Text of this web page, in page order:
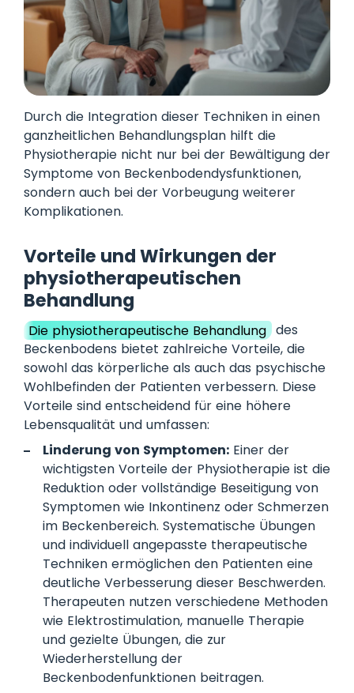
Durch die Integration dieser Techniken in einen
ganzheitlichen Behandlungsplan hilft die
Physiotherapie nicht nur bei der Bewältigung der
Symptome von Beckenbodendysfunktionen,
sondern auch bei der Vorbeugung weiterer
Komplikationen.
Vorteile und Wirkungen der
physiotherapeutischen
Behandlung
Die physiotherapeutische Behandlung des
Beckenbodens bietet zahlreiche Vorteile, die
sowohl das körperliche als auch das psychische
Wohlbefinden der Patienten verbessern. Diese
Vorteile sind entscheidend für eine höhere
Lebensqualität und umfassen:
Linderung von Symptomen: Einer der
wichtigsten Vorteile der Physiotherapie ist die
Reduktion oder vollständige Beseitigung von
Symptomen wie Inkontinenz oder Schmerzen
im Beckenbereich. Systematische Übungen
und individuell angepasste therapeutische
Techniken ermöglichen den Patienten eine
deutliche Verbesserung dieser Beschwerden.
Therapeuten nutzen verschiedene Methoden
wie Elektrostimulation, manuelle Therapie
und gezielte Übungen, die zur
Wiederherstellung der
Beckenbodenfunktionen beitragen.